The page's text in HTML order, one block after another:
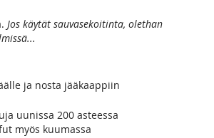
Jos käytät sauvasekoitinta, olethan
ja nosta jääkaappiin
uunissa 200 asteessa
myös kuumassa